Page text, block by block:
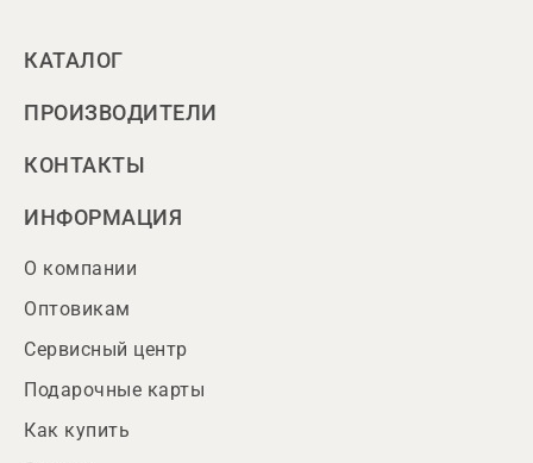
КАТАЛОГ
ПРОИЗВОДИТЕЛИ
КОНТАКТЫ
ИНФОРМАЦИЯ
О компании
Оптовикам
Сервисный центр
Подарочные карты
Как купить